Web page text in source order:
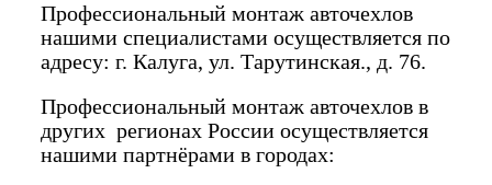
Профессиональный монтаж авточехлов
нашими специалистами осуществляется по
адресу: г. Калуга, ул. Тарутинская., д. 76.
Профессиональный монтаж авточехлов в
других регионах России осуществляется
нашими партнёрами в городах: